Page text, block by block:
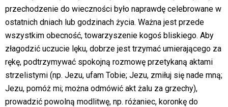
przechodzenie do wieczności było naprawdę celebrowane w
ostatnich dniach lub godzinach życia. Ważna jest przede
wszystkim obecność, towarzyszenie kogoś bliskiego. Aby
złagodzić uczucie lęku, dobrze jest trzymać umierającego za
rękę, podtrzymywać spokojną rozmowę przetykaną aktami
strzelistymi (np. Jezu, ufam Tobie; Jezu, zmiłuj się nade mną;
Jezu, pomóż mi; można odmówić akt żalu za grzechy),
prowadzić powolną modlitwę, np. różaniec, koronkę do